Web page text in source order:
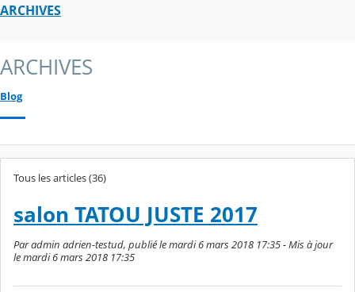
ARCHIVES
ARCHIVES
Blog
Tous les articles (36)
salon TATOU JUSTE 2017
Par admin adrien-testud, publié le mardi 6 mars 2018 17:35 - Mis à jour
le mardi 6 mars 2018 17:35